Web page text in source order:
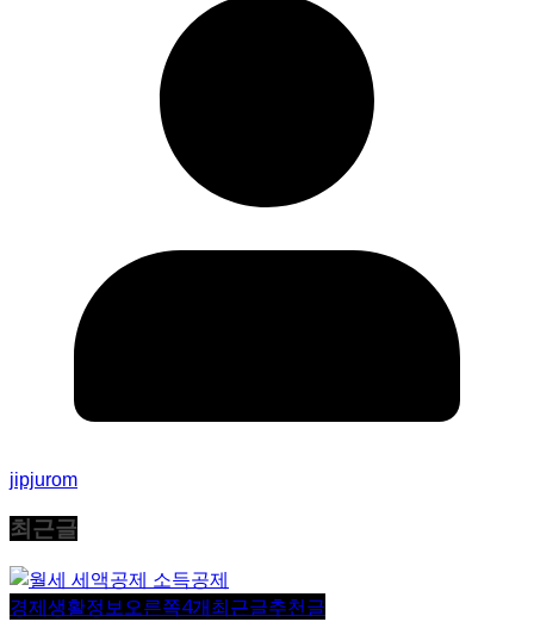
jipjurom
최근글
경제생활정보오른쪽4개최근글추천글